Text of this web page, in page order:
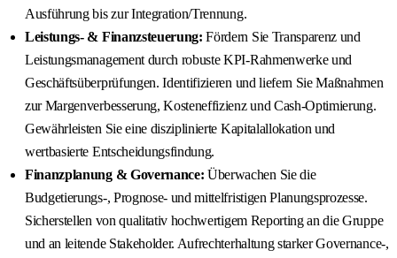
Ausführung bis zur Integration/Trennung.
Leistungs- & Finanzsteuerung: Fördern Sie Transparenz und
Leistungsmanagement durch robuste KPI-Rahmenwerke und
Geschäftsüberprüfungen. Identifizieren und liefern Sie Maßnahmen
zur Margenverbesserung, Kosteneffizienz und Cash-Optimierung.
Gewährleisten Sie eine disziplinierte Kapitalallokation und
wertbasierte Entscheidungsfindung.
Finanzplanung & Governance: Überwachen Sie die
Budgetierungs-, Prognose- und mittelfristigen Planungsprozesse.
Sicherstellen von qualitativ hochwertigem Reporting an die Gruppe
und an leitende Stakeholder. Aufrechterhaltung starker Governance-,